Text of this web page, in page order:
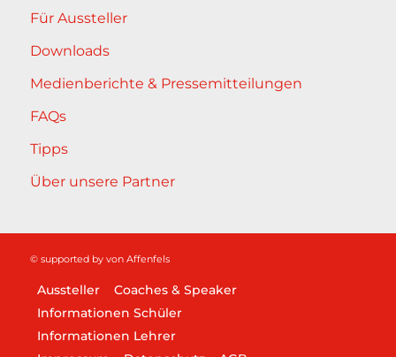
Für Aussteller
Downloads
Medienberichte & Pressemitteilungen
FAQs
Tipps
Über unsere Partner
© supported by von Affenfels
Aussteller
Coaches & Speaker
Informationen Schüler
Informationen Lehrer